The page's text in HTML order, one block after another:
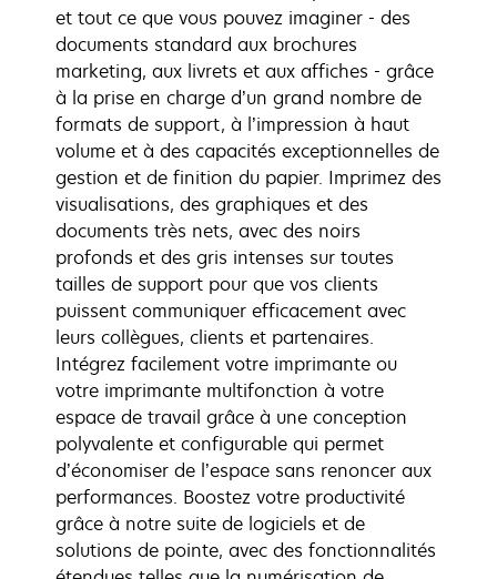
et tout ce que vous pouvez imaginer - des
documents standard aux brochures
marketing, aux livrets et aux affiches - grâce
à la prise en charge d’un grand nombre de
formats de support, à l’impression à haut
volume et à des capacités exceptionnelles de
gestion et de finition du papier. Imprimez des
visualisations, des graphiques et des
documents très nets, avec des noirs
profonds et des gris intenses sur toutes
tailles de support pour que vos clients
puissent communiquer efficacement avec
leurs collègues, clients et partenaires.
Intégrez facilement votre imprimante ou
votre imprimante multifonction à votre
espace de travail grâce à une conception
polyvalente et configurable qui permet
d’économiser de l’espace sans renoncer aux
performances. Boostez votre productivité
grâce à notre suite de logiciels et de
solutions de pointe, avec des fonctionnalités